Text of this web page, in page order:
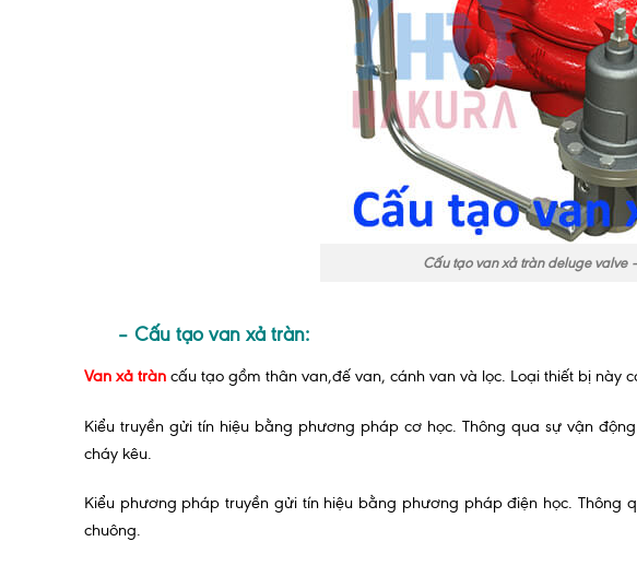
Cấu tạo van xả tràn deluge valve
– Cấu tạo van xả tràn:
Van xả tràn cấu tạo gồm thân van,đế van, cánh van và lọc. Loại thiết bị này
Kiểu truyền gửi tín hiệu bằng phương pháp cơ học. Thông qua sự vận
cháy kêu.
Kiểu phương pháp truyền gửi tín hiệu bằng phương pháp điện học. Thông
chuông.